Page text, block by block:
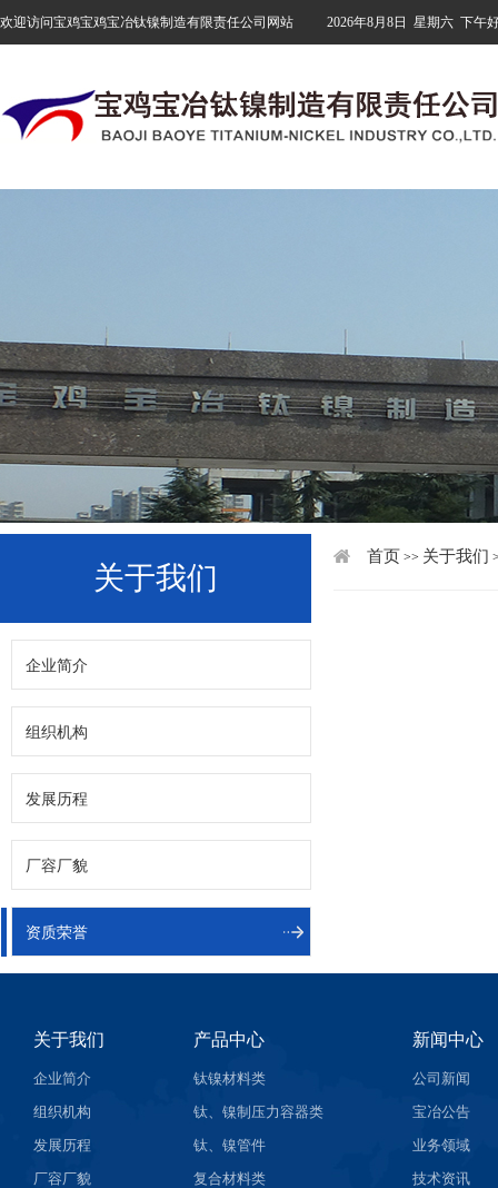
欢迎访问宝鸡宝鸡宝冶钛镍制造有限责任公司网站 2026年8月8日 星期六 下午
关于我们
企业简介
组织机构
发展历程
厂容厂貌
资质荣誉
首页 >> 关于我们
关于我们
企业简介
组织机构
发展历程
厂容厂貌
产品中心
钛镍材料类
钛、镍制压力容器类
钛、镍管件
复合材料类
新闻中心
公司新闻
宝冶公告
业务领域
技术资讯